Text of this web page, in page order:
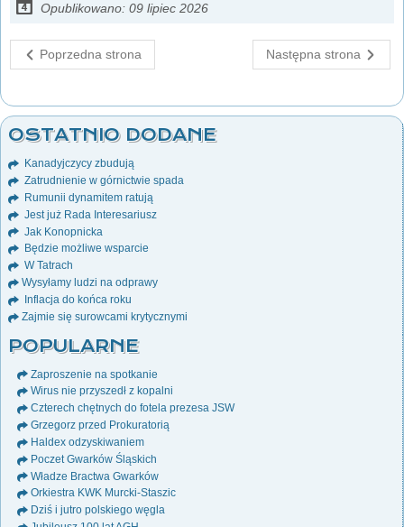
Opublikowano: 09 lipiec 2026
Poprzedna strona Następna strona
OSTATNIO DODANE
Kanadyjczycy zbudują
Zatrudnienie w górnictwie spada
Rumunii dynamitem ratują
Jest już Rada Interesariusz
Jak Konopnicka
Będzie możliwe wsparcie
W Tatrach
Wysyłamy ludzi na odprawy
Inflacja do końca roku
Zajmie się surowcami krytycznymi
POPULARNE
Zaproszenie na spotkanie
Wirus nie przyszedł z kopalni
Czterech chętnych do fotela prezesa JSW
Grzegorz przed Prokuratorią
Haldex odzyskiwaniem
Poczet Gwarków Śląskich
Władze Bractwa Gwarków
Orkiestra KWK Murcki-Staszic
Dziś i jutro polskiego węgla